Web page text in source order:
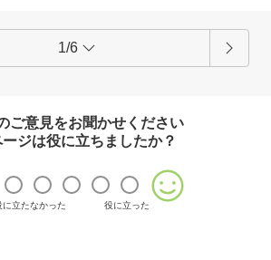
1/6
ご意見をお聞かせください
ージは役に立ちましたか？
に立たなかった 役に立った